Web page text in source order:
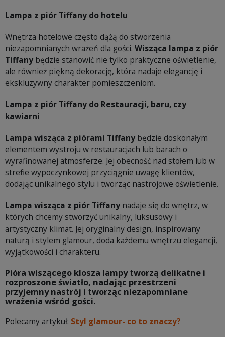
Lampa z piór Tiffany do hotelu
Wnętrza hotelowe często dążą do stworzenia
niezapomnianych wrażeń dla gości. Wisząca lampa z piór
Tiffany będzie stanowić nie tylko praktyczne oświetlenie,
ale również piękną dekorację, która nadaje elegancję i
ekskluzywny charakter pomieszczeniom.
Lampa z piór Tiffany do Restauracji, baru, czy
kawiarni
Lampa wisząca z piórami Tiffany będzie doskonałym
elementem wystroju w restauracjach lub barach o
wyrafinowanej atmosferze. Jej obecność nad stołem lub w
strefie wypoczynkowej przyciągnie uwagę klientów,
dodając unikalnego stylu i tworząc nastrojowe oświetlenie.
Lampa wisząca z piór Tiffany nadaje się do wnętrz, w
których chcemy stworzyć unikalny, luksusowy i
artystyczny klimat. Jej oryginalny design, inspirowany
naturą i stylem glamour, doda każdemu wnętrzu elegancji,
wyjątkowości i charakteru.
Pióra wiszącego klosza lampy tworzą delikatne i
rozproszone światło, nadając przestrzeni
przyjemny nastrój i tworząc niezapomniane
wrażenia wśród gości.
Polecamy artykuł: Styl glamour- co to znaczy?